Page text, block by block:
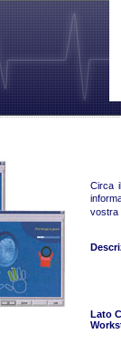
Circa
vostra
Lato